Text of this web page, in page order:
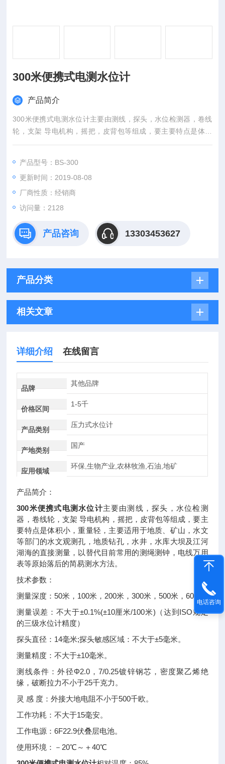
300米便携式电测水位计
产品简介
300米便携式电测水位计主要由测线，探头，水位检测器，卷线
轮，支架 导电机构，摇把，皮背包等组成，要主要特点是体积
小，重量轻，主要适用于地质、矿山，水文等部门的水文观测
目前常用的测绳测钟，电线万用表等原始落后的简易测水方法。
产品型号：BS-300
更新时间：2019-08-08
厂商性质：经销商
访问量：2128
产品咨询 13303453627
产品分类
相关文章
详细介绍 在线留言
品牌
其他品牌
价格区间
1-5千
产品类别
压力式水位计
产地类别
国产
应用领域
环保,生物产业,农林牧渔,石油,地矿
产品简介：
300米便携式电测水位计主要由测线，探头，水位检测
器，卷线轮，支架 导电机构，摇把，皮背包等组成，要主
要特点是体积小，重量轻，主要适用于地质、矿山，水文
等部门的水文观测孔，地质钻孔，水井，水库大坝及江河
湖海的直接测量，以替代目前常用的测绳测钟，电线万用
表等原始落后的简易测水方法。
技术参数：
测量深度：50米，100米，200米，300米，500米，600米
测量误差：不大于±0.1%(±10厘米/100米)（达到ISO规定
的三级水位计精度）
探头直径：14毫米;探头敏感区域：不大于±5毫米。
测量精度：不大于±10毫米。
测线条件：外径Φ2.0，7/0.25镀锌钢芯，密度聚乙烯绝
缘，破断拉力不小于25千克力。
灵 感 度：外接大地电阻不小于500千欧。
工作功耗：不大于15毫安。
工作电源：6F22.9伏叠层电池。
使用环境：－20℃～＋40℃
电话咨询